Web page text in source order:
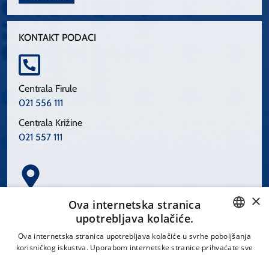
KONTAKT PODACI
Centrala Firule
021 556 111
Centrala Križine
021 557 111
Spinčićeva 1, 21000 Split
CROATIAN
×
Ova internetska stranica
upotrebljava kolačiće.
Ova internetska stranica upotrebljava kolačiće u svrhe poboljšanja
korisničkog iskustva. Uporabom internetske stranice prihvaćate sve